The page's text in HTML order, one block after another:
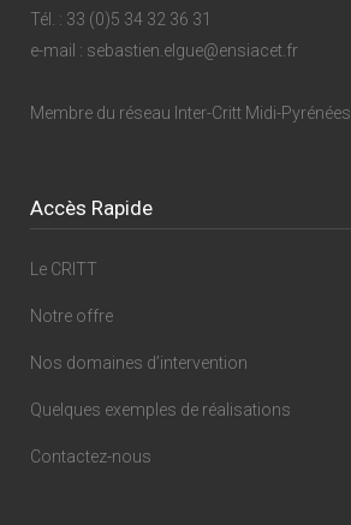
Tél. : 33 (0)5 34 32 36 31
e-mail : sebastien.elgue@ensiacet.fr
Membre du réseau Inter-Critt Midi-Pyrénées
Accès Rapide
Le CRITT
Notre offre
Nos domaines d’intervention
Quelques exemples de réalisations
Contactez-nous